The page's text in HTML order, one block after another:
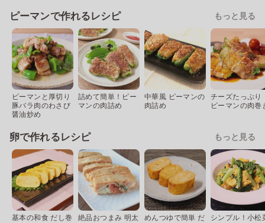
ピーマンで作れるレシピ もっと見る
ピーマンと厚切り
豚バラ肉のわさび
醤油炒め
詰めて簡単！ピー
マンの肉詰め
中華風 ピーマンの
肉詰め
チーズたっぷり
ピーマンの肉巻
卵で作れるレシピ もっと見る
基本の和食 だし巻
絶品おつまみ 明太
めんつゆで簡単 だ
シンプル！小松